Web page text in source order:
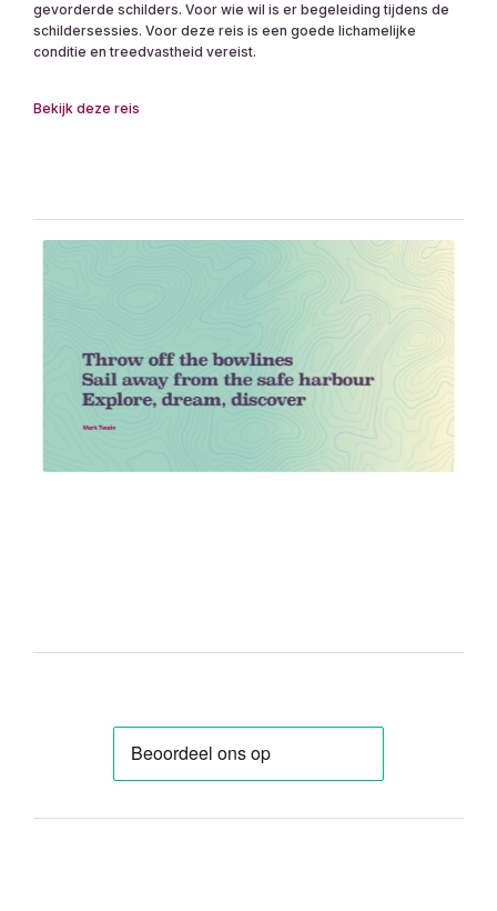
gevorderde schilders. Voor wie wil is er begeleiding tijdens de
schildersessies. Voor deze reis is een goede lichamelijke
conditie en treedvastheid vereist.
Bekijk deze reis